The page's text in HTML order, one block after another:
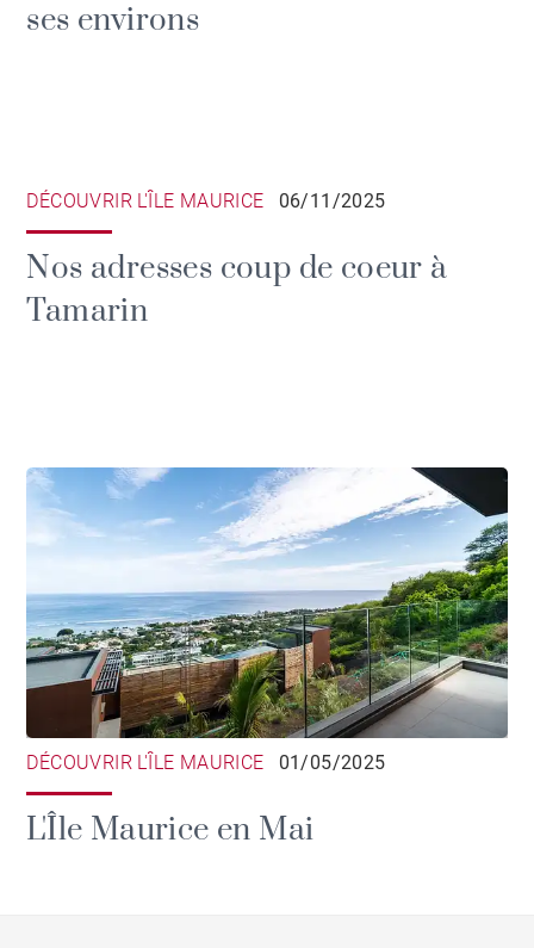
ses environs
DÉCOUVRIR L'ÎLE MAURICE 06/11/2025
Nos adresses coup de coeur à
Tamarin
DÉCOUVRIR L'ÎLE MAURICE 01/05/2025
L'Île Maurice en Mai